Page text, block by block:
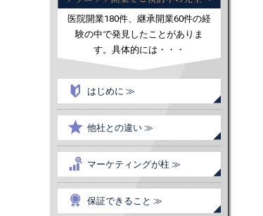
医院開業180件、継承開業60件の経
験の中で発見したことがありま
す。具体的には・・・
はじめに ≫
他社との違い ≫
マーケティングが柱 ≫
保証できること ≫